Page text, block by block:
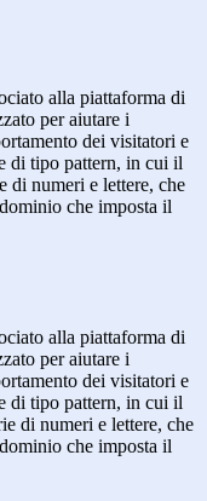
alla piattaforma di
per aiutare i
dei visitatori e
di tipo pattern, in cui il
di numeri e lettere, che
che imposta il
alla piattaforma di
per aiutare i
dei visitatori e
di tipo pattern, in cui il
di numeri e lettere, che
che imposta il